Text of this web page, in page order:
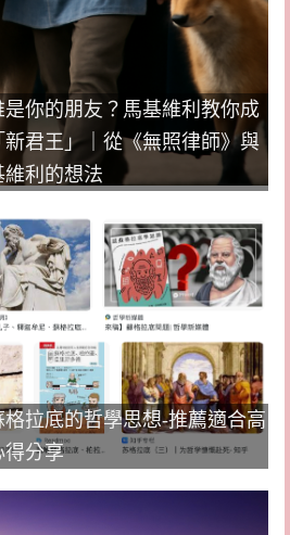
你的朋友？馬基維利教你成
君王」｜從《無照律師》與
維利的想法
拉底的哲學思想-推薦適合高
得分享